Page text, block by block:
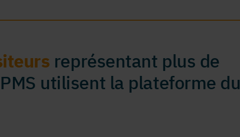
représentant plus de
utilisent la plateforme du